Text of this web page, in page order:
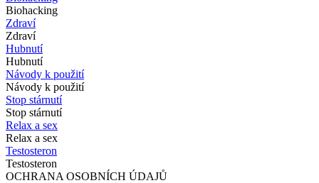
Biohacking
Zdraví
Zdraví
Hubnutí
Hubnutí
Návody k použití
Návody k použití
Stop stárnutí
Stop stárnutí
Relax a sex
Relax a sex
Testosteron
Testosteron
OCHRANA OSOBNÍCH ÚDAJŮ